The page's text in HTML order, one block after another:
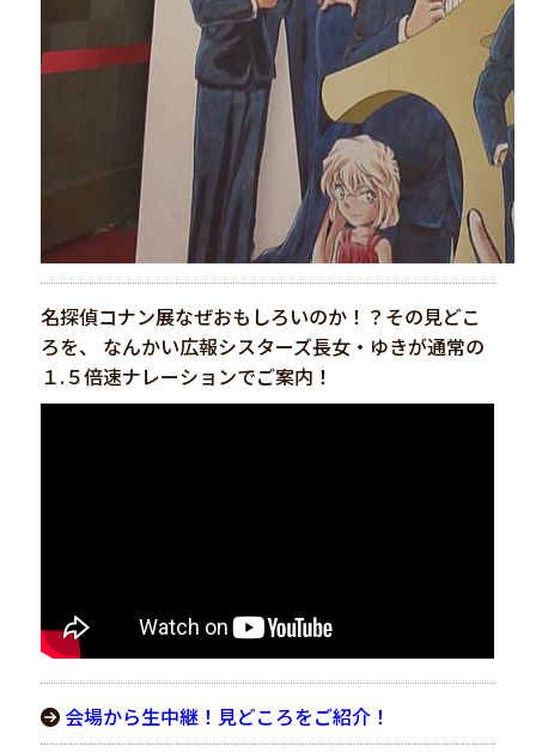
名探偵コナン展なぜおもしろいのか！？その見どこ
ろを、 なんかい広報シスターズ長女・ゆきが通常の
１.５倍速ナレーションでご案内！
会場から生中継！見どころをご紹介！